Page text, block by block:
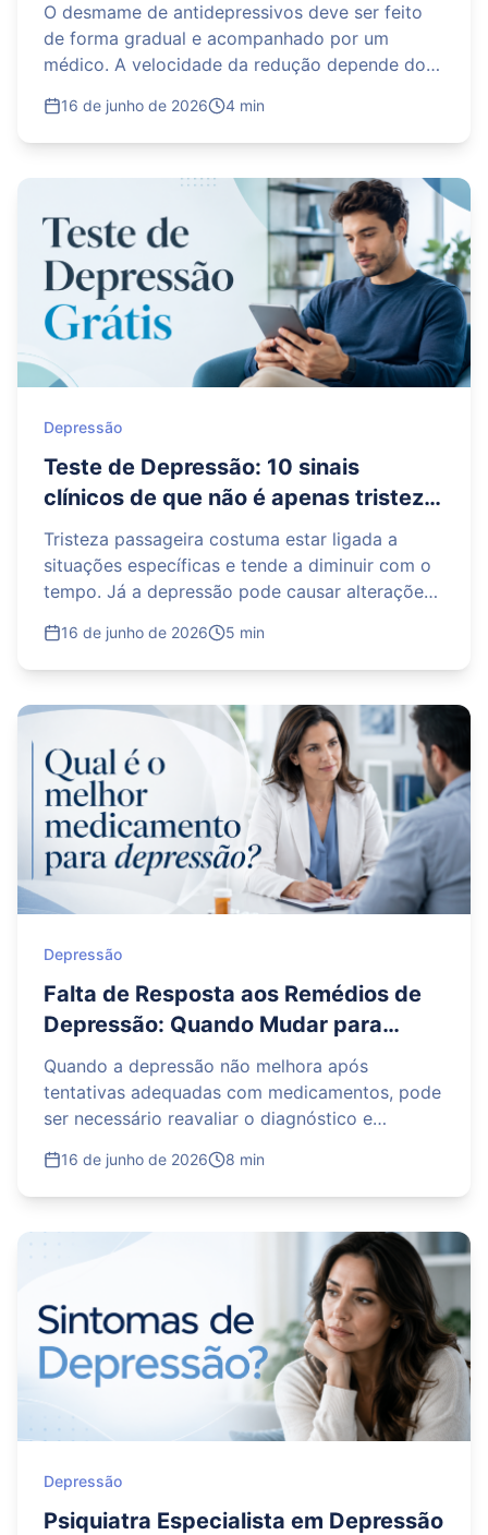
O desmame de antidepressivos deve ser feito
de forma gradual e acompanhado por um
médico. A velocidade da redução depende do
tratamento, do histórico clínico e da resposta
de cada paciente. Interromper o uso de maneira
descontinuação, como tontura, irritabilidade,
alterações no sono, ansiedade e mal-estar. Por
isso, o protocolo precisa ser individualizado,
com acompanhamento regular e ajustes sempre
que necessário.
16 de junho de 2026 4 min
Depressão
Teste de Depressão: 10 sinais
clínicos de que não é apenas tristeza
passageira
Tristeza passageira costuma estar ligada a
situações específicas e tende a diminuir com o
tempo. Já a depressão pode causar alterações
energia, na concentração e no interesse por
atividades antes prazerosas. Quando esses
vêm acompanhados de desesperança, culpa
intensa ou pensamentos de morte, é importante
procurar avaliação profissional. Testes online
podem ajudar na triagem, mas não substituem o
diagnóstico feito por um psiquiatra ou
psicólogo.
16 de junho de 2026 5 min
Depressão
Falta de Resposta aos Remédios de
Depressão: Quando Mudar para
Psiquiatria Intervencionista?
Quando a depressão não melhora após
tentativas adequadas com medicamentos, pode
ser necessário reavaliar o diagnóstico e
psiquiatria intervencionista reúne tratamentos
como Estimulação Magnética Transcraniana,
histórico e as necessidades de cada paciente. A
mudança de abordagem deve ser definida por
um psiquiatra após uma avaliação completa,
sem interromper ou alterar os medicamentos
por conta própria.
16 de junho de 2026 8 min
Depressão
Psiquiatra Especialista em Depressão